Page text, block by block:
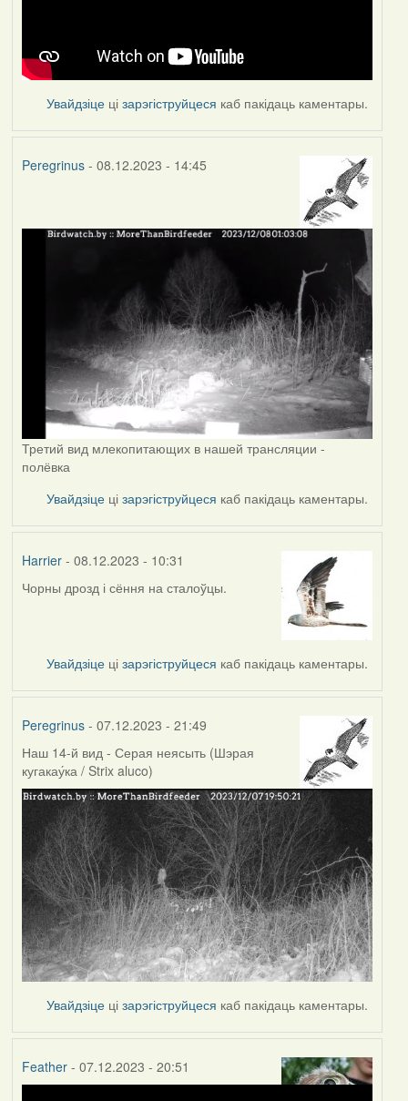
Увайдзіце цізарэгіструйцеся каб пакідаць каментары.
Peregrinus- 08.12.2023 - 14:45
Третий вид млекопитающих в нашей трансляции -
полёвка
Увайдзіце цізарэгіструйцеся каб пакідаць каментары.
Harrier- 08.12.2023 - 10:31
Чорны дрозд і сёння на сталоўцы.
Увайдзіце цізарэгіструйцеся каб пакідаць каментары.
Peregrinus- 07.12.2023 - 21:49
Наш 14-й вид - Серая неясыть (Шэрая
кугакау́ка / Strix aluco)
Увайдзіце цізарэгіструйцеся каб пакідаць каментары.
Feather- 07.12.2023 - 20:51